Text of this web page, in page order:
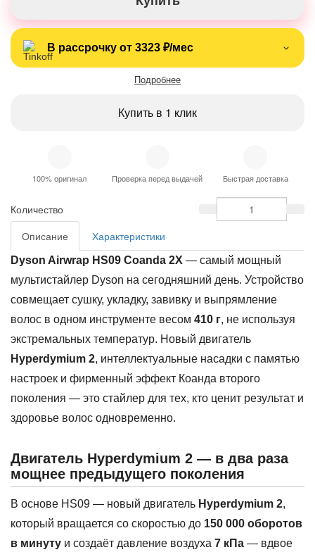
В рассрочку от 3323 ₽/мес
Подробнее
Купить в 1 клик
100% оригинал Проверка перед выдачей Быстрая доставка
Количество
Описание
Характеристики
Dyson Airwrap HS09 Coanda 2X — самый мощный
мультистайлер Dyson на сегодняшний день. Устройство
совмещает сушку, укладку, завивку и выпрямление
волос в одном инструменте весом 410 г, не используя
экстремальных температур. Новый двигатель
Hyperdymium 2, интеллектуальные насадки с памятью
настроек и фирменный эффект Коанда второго
поколения — это стайлер для тех, кто ценит результат и
здоровье волос одновременно.
Двигатель Hyperdymium 2 — в два раза
мощнее предыдущего поколения
В основе HS09 — новый двигатель Hyperdymium 2,
который вращается со скоростью до 150 000 оборотов
в минуту и создаёт давление воздуха 7 кПа — вдвое